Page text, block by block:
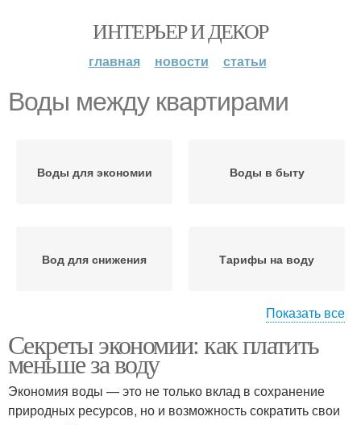
ИНТЕРЬЕР И ДЕКОР
главная новости статьи
Воды между квартирами
Воды для экономии Воды в быту
Вод для снижения Тарифы на воду
Вод для экономии
Показать все
Секреты экономии: как платить
меньше за воду
Экономия воды — это не только вклад в сохранение
природных ресурсов, но и возможность сократить свои